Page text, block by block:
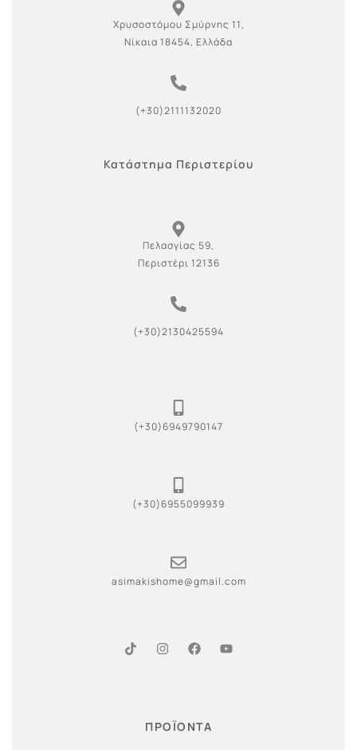
Χρυσοστόμου Σμύρνης 11,
Νίκαια 18454, Ελλάδα
(+30)2111132020
Κατάστημα Περιστερίου
Πελασγίας 59,
Περιστέρι 12136
(+30)2130425594
(+30)6949790147
(+30)6955099939
asimakishome@gmail.com
ΠΡΟΪΟΝΤΑ